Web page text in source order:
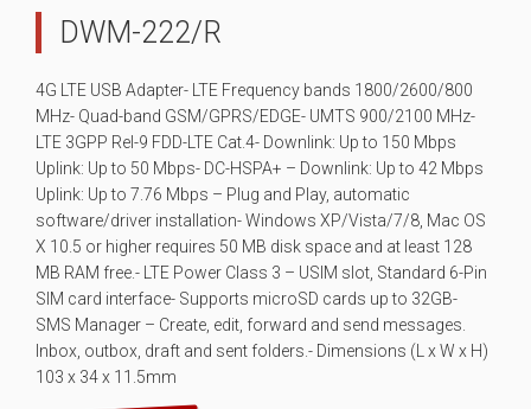
DWM-222/R
4G LTE USB Adapter- LTE Frequency bands 1800/2600/800
MHz- Quad-band GSM/GPRS/EDGE- UMTS 900/2100 MHz-
LTE 3GPP Rel-9 FDD-LTE Cat.4- Downlink: Up to 150 Mbps
Uplink: Up to 50 Mbps- DC-HSPA+ – Downlink: Up to 42 Mbps
Uplink: Up to 7.76 Mbps – Plug and Play, automatic
software/driver installation- Windows XP/Vista/7/8, Mac OS
X 10.5 or higher requires 50 MB disk space and at least 128
MB RAM free.- LTE Power Class 3 – USIM slot, Standard 6-Pin
SIM card interface- Supports microSD cards up to 32GB-
SMS Manager – Create, edit, forward and send messages.
Inbox, outbox, draft and sent folders.- Dimensions (L x W x H)
103 x 34 x 11.5mm